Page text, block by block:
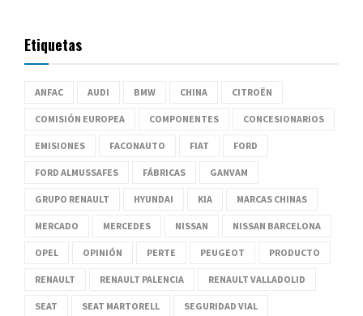
Etiquetas
ANFAC AUDI BMW CHINA CITROËN
COMISIÓN EUROPEA COMPONENTES CONCESIONARIOS
EMISIONES FACONAUTO FIAT FORD
FORD ALMUSSAFES FÁBRICAS GANVAM
GRUPO RENAULT HYUNDAI KIA MARCAS CHINAS
MERCADO MERCEDES NISSAN NISSAN BARCELONA
OPEL OPINIÓN PERTE PEUGEOT PRODUCTO
RENAULT RENAULT PALENCIA RENAULT VALLADOLID
SEAT SEAT MARTORELL SEGURIDAD VIAL